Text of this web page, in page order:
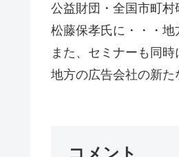
公益財団・全国市町
松藤保孝氏に・・・地
また、セミナーも同
地方の広告会社の新
コメント